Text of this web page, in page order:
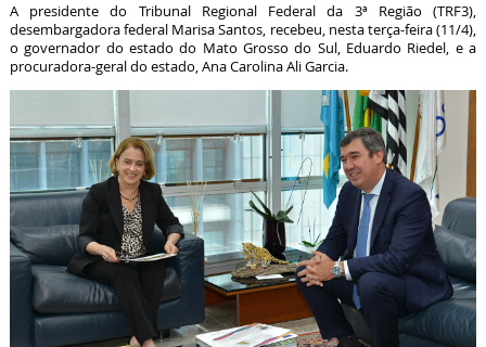
A presidente do Tribunal Regional Federal da 3ª Região (TRF3),
desembargadora federal Marisa Santos, recebeu, nesta terça-feira (11/4),
o governador do estado do Mato Grosso do Sul, Eduardo Riedel, e a
procuradora-geral do estado, Ana Carolina Ali Garcia.